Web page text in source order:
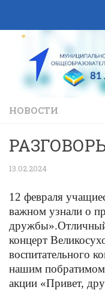
НОВОСТИ
13.02.2024
12 февраля
важном узнали о
дружбы».
концерт
воспитательного
нашим
акции «Привет,